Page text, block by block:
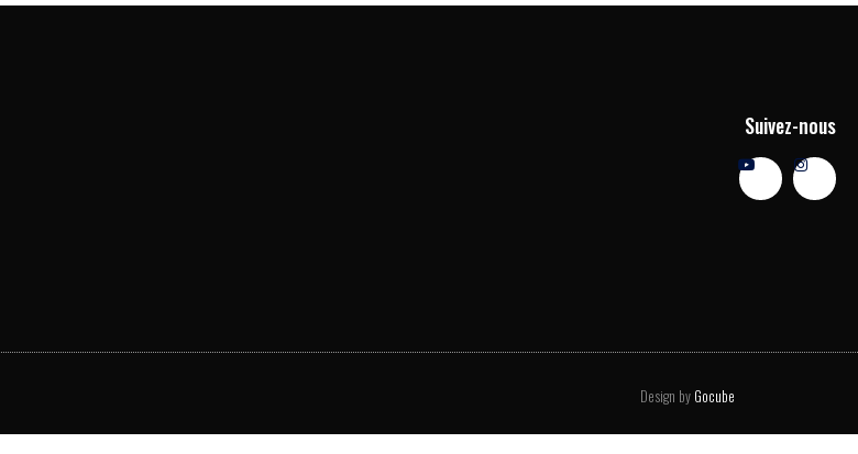
Suivez-nous
Design by Gocube